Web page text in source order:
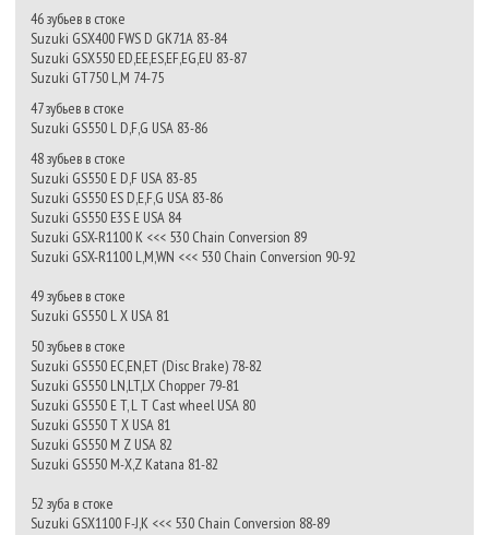
46 зубьев в стоке
Suzuki GSX400 FWS D GK71A 83-84
Suzuki GSX550 ED,EE,ES,EF,EG,EU 83-87
Suzuki GT750 L,M 74-75
47 зубьев в стоке
Suzuki GS550 L D,F,G USA 83-86
48 зубьев в стоке
Suzuki GS550 E D,F USA 83-85
Suzuki GS550 ES D,E,F,G USA 83-86
Suzuki GS550 E3S E USA 84
Suzuki GSX-R1100 K <<< 530 Chain Conversion 89
Suzuki GSX-R1100 L,M,WN <<< 530 Chain Conversion 90-92
49 зубьев в стоке
Suzuki GS550 L X USA 81
50 зубьев в стоке
Suzuki GS550 EC,EN,ET (Disc Brake) 78-82
Suzuki GS550 LN,LT,LX Chopper 79-81
Suzuki GS550 E T, L T Cast wheel USA 80
Suzuki GS550 T X USA 81
Suzuki GS550 M Z USA 82
Suzuki GS550 M-X,Z Katana 81-82
52 зуба в стоке
Suzuki GSX1100 F-J,K <<< 530 Chain Conversion 88-89